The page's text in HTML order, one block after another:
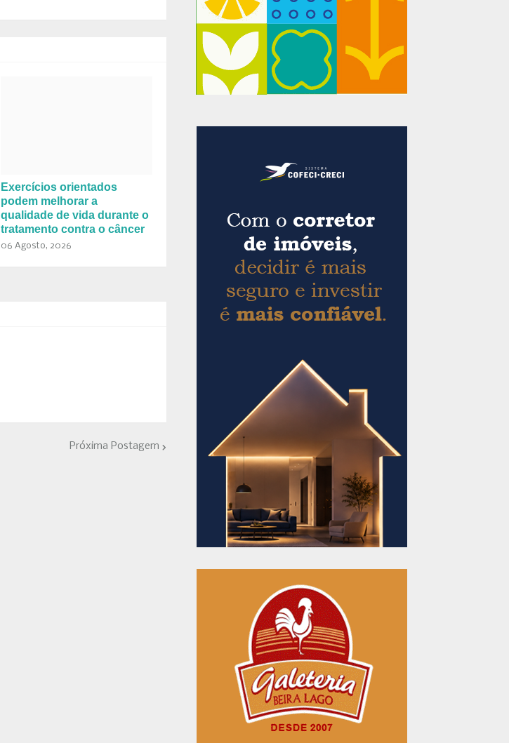
Exercícios orientados
podem melhorar a
qualidade de vida durante o
tratamento contra o câncer
06 Agosto, 2026
Próxima Postagem